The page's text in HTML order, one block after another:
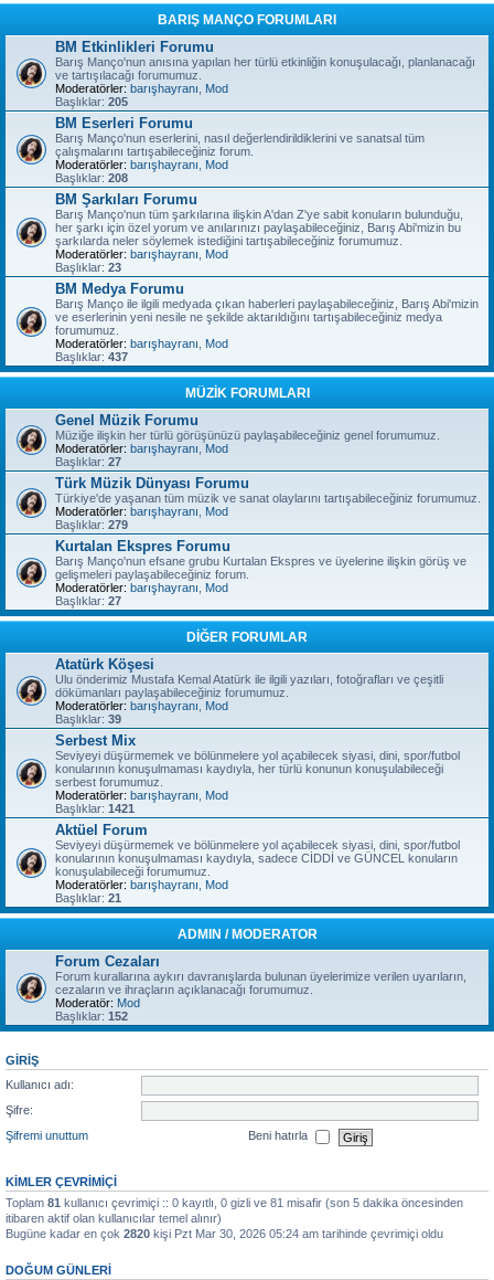
BARIŞ MANÇO FORUMLARI
BM Etkinlikleri Forumu
Barış Manço'nun anısına yapılan her türlü etkinliğin konuşulacağı, planlanacağı
ve tartışılacağı forumumuz.
Moderatörler: barışhayranı
Mod
Başlıklar: 205
BM Eserleri Forumu
Barış Manço'nun eserlerini, nasıl değerlendirildiklerini ve sanatsal tüm
çalışmalarını tartışabileceğiniz forum.
Moderatörler: barışhayranı
Mod
Başlıklar: 208
BM Şarkıları Forumu
Barış Manço'nun tüm şarkılarına ilişkin A'dan Z'ye sabit konuların bulunduğu,
her şarkı için özel yorum ve anılarınızı paylaşabileceğiniz, Barış Abi'mizin bu
şarkılarda neler söylemek istediğini tartışabileceğiniz forumumuz.
Moderatörler: barışhayranı
Mod
Başlıklar: 23
BM Medya Forumu
Barış Manço ile ilgili medyada çıkan haberleri paylaşabileceğiniz, Barış Abi'mizin
ve eserlerinin yeni nesile ne şekilde aktarıldığını tartışabileceğiniz medya
forumumuz.
Moderatörler: barışhayranı
Mod
Başlıklar: 437
MÜZİK FORUMLARI
Genel Müzik Forumu
Müziğe ilişkin her türlü görüşünüzü paylaşabileceğiniz genel forumumuz.
Moderatörler: barışhayranı
Mod
Başlıklar: 27
Türk Müzik Dünyası Forumu
Türkiye'de yaşanan tüm müzik ve sanat olaylarını tartışabileceğiniz forumumuz.
Moderatörler: barışhayranı
Mod
Başlıklar: 279
Kurtalan Ekspres Forumu
Barış Manço'nun efsane grubu Kurtalan Ekspres ve üyelerine ilişkin görüş ve
gelişmeleri paylaşabileceğiniz forum.
Moderatörler: barışhayranı
Mod
Başlıklar: 27
DİĞER FORUMLAR
Atatürk Köşesi
Ulu önderimiz Mustafa Kemal Atatürk ile ilgili yazıları, fotoğrafları ve çeşitli
dökümanları paylaşabileceğiniz forumumuz.
Moderatörler: barışhayranı
Mod
Başlıklar: 39
Serbest Mix
Seviyeyi düşürmemek ve bölünmelere yol açabilecek siyasi, dini, spor/futbol
konularının konuşulmaması kaydıyla, her türlü konunun konuşulabileceği
serbest forumumuz.
Moderatörler: barışhayranı
Mod
Başlıklar: 1421
Aktüel Forum
Seviyeyi düşürmemek ve bölünmelere yol açabilecek siyasi, dini, spor/futbol
konularının konuşulmaması kaydıyla, sadece CİDDİ ve GÜNCEL konuların
konuşulabileceği forumumuz.
Moderatörler: barışhayranı
Mod
Başlıklar: 21
ADMIN / MODERATOR
Forum Cezaları
Forum kurallarına aykırı davranışlarda bulunan üyelerimize verilen uyarıların,
cezaların ve ihraçların açıklanacağı forumumuz.
Moderatör: Mod
Başlıklar: 152
GIRIŞ
Kullanıcı adı:
Şifre:
Şifremi unuttum
Beni hatırla
KIMLER ÇEVRIMIÇI
Toplam 81 kullanıcı çevrimiçi :: 0 kayıtlı, 0 gizli ve 81 misafir (son 5 dakika öncesinden
itibaren aktif olan kullanıcılar temel alınır)
Bugüne kadar en çok 2820 kişi Pzt Mar 30, 2026 05:24 am tarihinde çevrimiçi oldu
DOĞUM GÜNLERI